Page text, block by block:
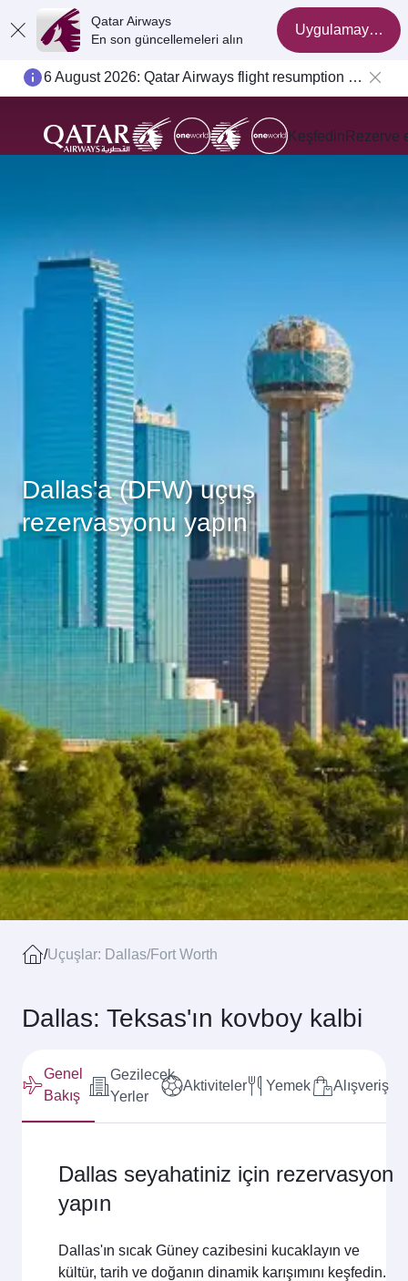
Qatar Airways
En son güncellemeleri alın
Uygulamaya
6 August 2026: Qatar Airways flight resumption to Bahrain (BAH), Erbil (EBL), and Kuwait (KWI)
Keşfedin Rezerve
Dallas'a (DFW) uçuş
rezervasyonu yapın
/Uçuşlar: Dallas/Fort Worth
Dallas: Teksas'ın kovboy kalbi
Genel
Bakış
Gezilecek
Yerler
Aktiviteler Yemek Alışveriş
Dallas seyahatiniz için rezervasyon
yapın
Dallas'ın sıcak Güney cazibesini kucaklayın ve
kültür, tarih ve doğanın dinamik karışımını keşfedin.